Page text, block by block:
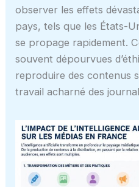
observer les effets
pays, tels que les États-
se propage rapidement.
souvent dépourvues
reproduire des contenus
travail acharné des